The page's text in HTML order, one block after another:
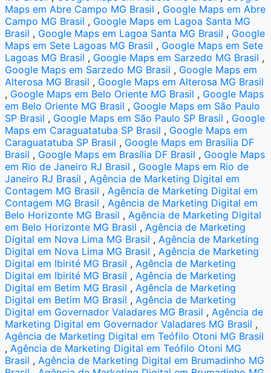
Maps em Abre Campo MG Brasil , Google Maps em Abre
Campo MG Brasil , Google Maps em Lagoa Santa MG
Brasil , Google Maps em Lagoa Santa MG Brasil , Google
Maps em Sete Lagoas MG Brasil , Google Maps em Sete
Lagoas MG Brasil , Google Maps em Sarzedo MG Brasil ,
Google Maps em Sarzedo MG Brasil , Google Maps em
Alterosa MG Brasil , Google Maps em Alterosa MG Brasil
, Google Maps em Belo Oriente MG Brasil , Google Maps
em Belo Oriente MG Brasil , Google Maps em São Paulo
SP Brasil , Google Maps em São Paulo SP Brasil , Google
Maps em Caraguatatuba SP Brasil , Google Maps em
Caraguatatuba SP Brasil , Google Maps em Brasília DF
Brasil , Google Maps em Brasília DF Brasil , Google Maps
em Rio de Janeiro RJ Brasil , Google Maps em Rio de
Janeiro RJ Brasil ,Agência de Marketing Digital em
Contagem MG Brasil ,Agência de Marketing Digital em
Contagem MG Brasil ,Agência de Marketing Digital em
Belo Horizonte MG Brasil ,Agência de Marketing Digital
em Belo Horizonte MG Brasil ,Agência de Marketing
Digital em Nova Lima MG Brasil ,Agência de Marketing
Digital em Nova Lima MG Brasil ,Agência de Marketing
Digital em Ibirité MG Brasil ,Agência de Marketing
Digital em Ibirité MG Brasil ,Agência de Marketing
Digital em Betim MG Brasil ,Agência de Marketing
Digital em Betim MG Brasil ,Agência de Marketing
Digital em Governador Valadares MG Brasil ,Agência de
Marketing Digital em Governador Valadares MG Brasil ,
Agência de Marketing Digital em Teófilo Otoni MG Brasil
,Agência de Marketing Digital em Teófilo Otoni MG
Brasil ,Agência de Marketing Digital em Brumadinho MG